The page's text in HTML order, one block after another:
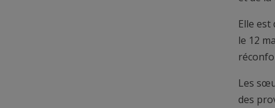
Elle est
le 12
Les
des